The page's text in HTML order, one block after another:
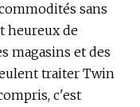
sans
heureux de
magasins et des
traiter Twin
c'est